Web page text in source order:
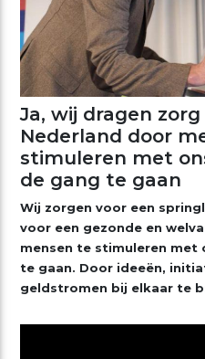
Ja, wij dragen
Nederland door
stimuleren met
de gang te gaan
Wij zorgen voor een
voor een gezonde en
mensen te stimuleren met
te gaan. Door ideeën,
geldstromen bij elkaar te